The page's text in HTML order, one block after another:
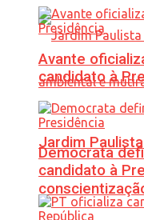
Jardim
Avante
candidato à
Democrata
candidato à